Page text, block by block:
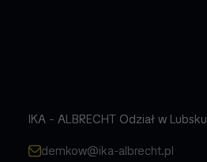
IKA - ALBRECHT Odział w Lubsku
demkow@ika-albrecht.pl